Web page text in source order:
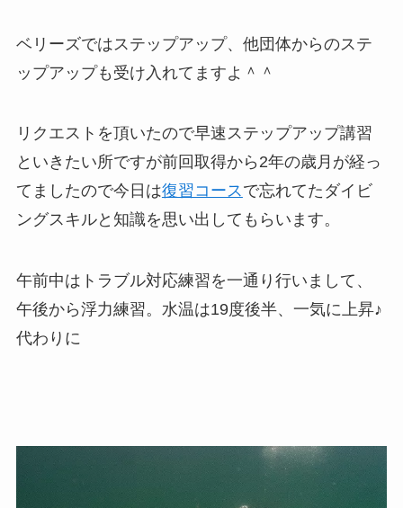
ベリーズではステップアップ、他団体からのステ
ップアップも受け入れてますよ＾＾
リクエストを頂いたので早速ステップアップ講習
といきたい所ですが前回取得から2年の歳月が経っ
てましたので今日は復習コースで忘れてたダイビ
ングスキルと知識を思い出してもらいます。
午前中はトラブル対応練習を一通り行いまして、
午後から浮力練習。水温は19度後半、一気に上昇♪
代わりに